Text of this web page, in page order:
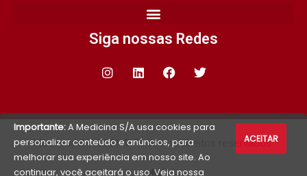
Siga nossas Redes
Medicina S/A 2021 © Todos os direitos reservados.
Importante:A Medicina S/A usa cookies para
personalizar conteúdo e anúncios, para
melhorar sua experiência em nosso site. Ao
continuar, você aceitará o uso. Veja nossa
ACEITAR